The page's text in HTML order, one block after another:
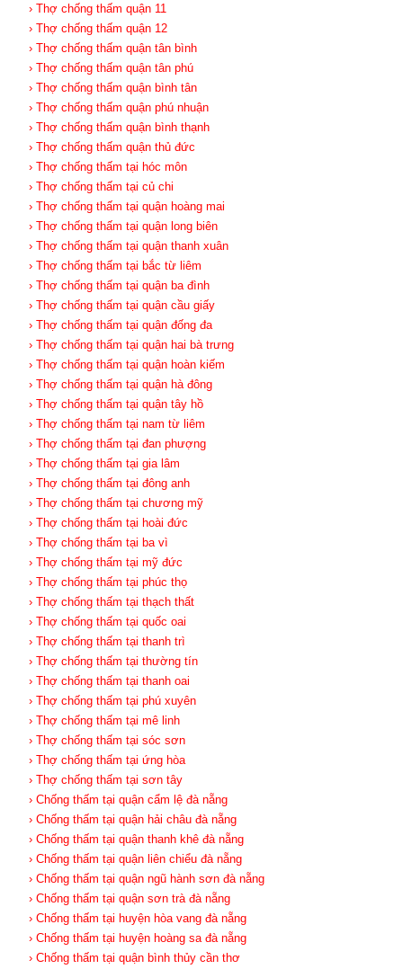
› Thợ chống thấm quận 11
› Thợ chống thấm quận 12
› Thợ chống thấm quận tân bình
› Thợ chống thấm quận tân phú
› Thợ chống thấm quận bình tân
› Thợ chống thấm quận phú nhuận
› Thợ chống thấm quận bình thạnh
› Thợ chống thấm quận thủ đức
› Thợ chống thấm tại hóc môn
› Thợ chống thấm tại củ chi
› Thợ chống thấm tại quận hoàng mai
› Thợ chống thấm tại quận long biên
› Thợ chống thấm tại quận thanh xuân
› Thợ chống thấm tại bắc từ liêm
› Thợ chống thấm tại quận ba đình
› Thợ chống thấm tại quận cầu giấy
› Thợ chống thấm tại quận đống đa
› Thợ chống thấm tại quận hai bà trưng
› Thợ chống thấm tại quận hoàn kiếm
› Thợ chống thấm tại quận hà đông
› Thợ chống thấm tại quận tây hồ
› Thợ chống thấm tại nam từ liêm
› Thợ chống thấm tại đan phượng
› Thợ chống thấm tại gia lâm
› Thợ chống thấm tại đông anh
› Thợ chống thấm tại chương mỹ
› Thợ chống thấm tại hoài đức
› Thợ chống thấm tại ba vì
› Thợ chống thấm tại mỹ đức
› Thợ chống thấm tại phúc thọ
› Thợ chống thấm tại thạch thất
› Thợ chống thấm tại quốc oai
› Thợ chống thấm tại thanh trì
› Thợ chống thấm tại thường tín
› Thợ chống thấm tại thanh oai
› Thợ chống thấm tại phú xuyên
› Thợ chống thấm tại mê linh
› Thợ chống thấm tại sóc sơn
› Thợ chống thấm tại ứng hòa
› Thợ chống thấm tại sơn tây
› Chống thấm tại quận cẩm lệ đà nẵng
› Chống thấm tại quận hải châu đà nẵng
› Chống thấm tại quận thanh khê đà nẵng
› Chống thấm tại quận liên chiểu đà nẵng
› Chống thấm tại quận ngũ hành sơn đà nẵng
› Chống thấm tại quận sơn trà đà nẵng
› Chống thấm tại huyện hòa vang đà nẵng
› Chống thấm tại huyện hoàng sa đà nẵng
› Chống thấm tại quận bình thủy cần thơ